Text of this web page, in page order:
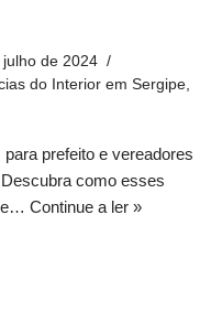
julho de 2024
do Interior em Sergipe
prefeito e vereadores
como esses
e… Continue a ler »